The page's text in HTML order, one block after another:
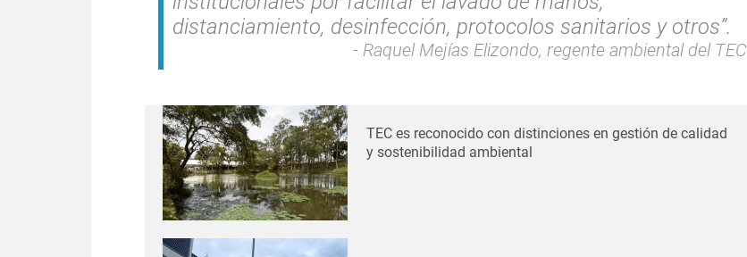
distanciamiento, desinfección, protocolos sanitarios y otros”.
Raquel Mejías Elizondo, regente ambiental del TEC
TEC es reconocido con distinciones en gestión de calidad
y sostenibilidad ambiental